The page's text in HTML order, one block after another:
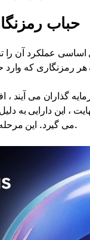
حباب
عملکرد آن را
گذاران می
دارایی به دلیل
می گیرد. این مرحله به عنوان مرحله صعود تفسیر می شود.